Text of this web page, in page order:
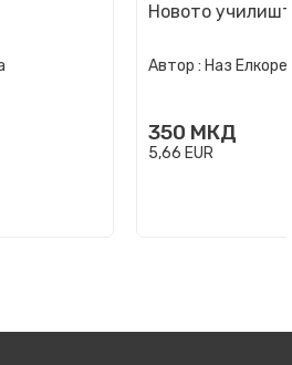
Новото
Автор : Наз
350 МКД
5,66 EUR